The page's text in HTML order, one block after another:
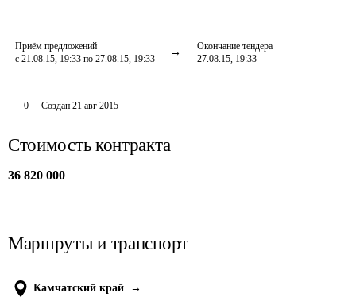
Приём предложений
с 21.08.15, 19:33 по 27.08.15, 19:33
Окончание тендера
27.08.15, 19:33
0 Создан 21 авг 2015
Стоимость контракта
36 820 000
Маршруты и транспорт
Камчатский край
→